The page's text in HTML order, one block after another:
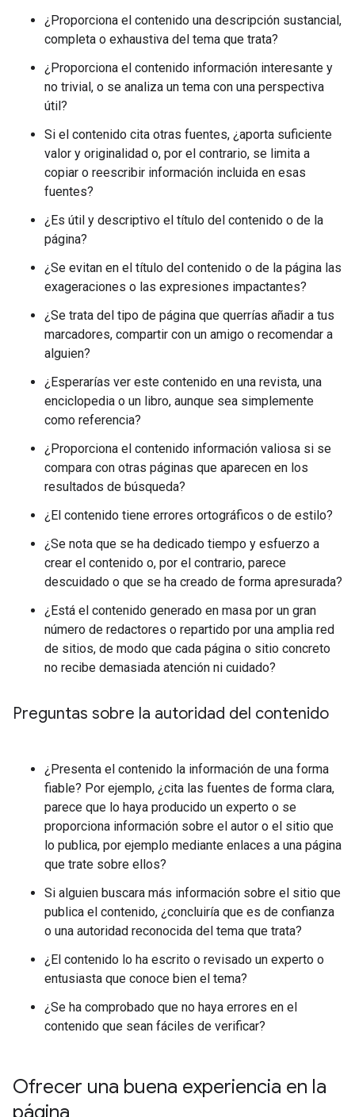
¿Proporciona el contenido una descripción sustancial,
completa o exhaustiva del tema que trata?
¿Proporciona el contenido información interesante y
no trivial, o se analiza un tema con una perspectiva
útil?
Si el contenido cita otras fuentes, ¿aporta suficiente
valor y originalidad o, por el contrario, se limita a
copiar o reescribir información incluida en esas
fuentes?
¿Es útil y descriptivo el título del contenido o de la
página?
¿Se evitan en el título del contenido o de la página las
exageraciones o las expresiones impactantes?
¿Se trata del tipo de página que querrías añadir a tus
marcadores, compartir con un amigo o recomendar a
alguien?
¿Esperarías ver este contenido en una revista, una
enciclopedia o un libro, aunque sea simplemente
como referencia?
¿Proporciona el contenido información valiosa si se
compara con otras páginas que aparecen en los
resultados de búsqueda?
¿El contenido tiene errores ortográficos o de estilo?
¿Se nota que se ha dedicado tiempo y esfuerzo a
crear el contenido o, por el contrario, parece
descuidado o que se ha creado de forma apresurada?
¿Está el contenido generado en masa por un gran
número de redactores o repartido por una amplia red
de sitios, de modo que cada página o sitio concreto
no recibe demasiada atención ni cuidado?
Preguntas sobre la autoridad del contenido
¿Presenta el contenido la información de una forma
fiable? Por ejemplo, ¿cita las fuentes de forma clara,
parece que lo haya producido un experto o se
proporciona información sobre el autor o el sitio que
lo publica, por ejemplo mediante enlaces a una página
que trate sobre ellos?
Si alguien buscara más información sobre el sitio que
publica el contenido, ¿concluiría que es de confianza
o una autoridad reconocida del tema que trata?
¿El contenido lo ha escrito o revisado un experto o
entusiasta que conoce bien el tema?
¿Se ha comprobado que no haya errores en el
contenido que sean fáciles de verificar?
Ofrecer una buena experiencia en la
página